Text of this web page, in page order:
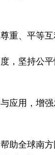
重、平等互
，坚持公
应用，增
助全球南